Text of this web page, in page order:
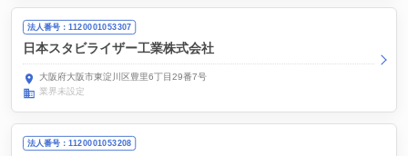
法人番号：1120001053307
日本スタビライザー工業株式会社
大阪府大阪市東淀川区豊里6丁目29番7号
業界未設定
法人番号：1120001053208